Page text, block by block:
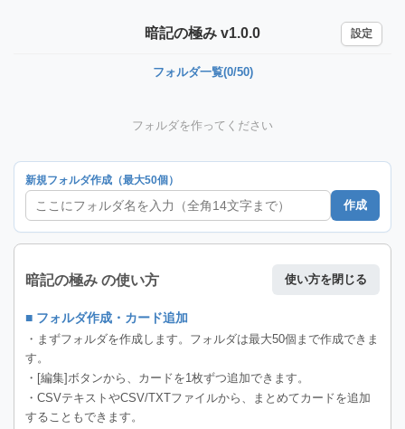
暗記の極み v1.0.0 設定
フォルダ一覧(0/50)
フォルダを作ってください
新規フォルダ作成（最大50個）
作成
暗記の極み の使い方 使い方を閉じる
■ フォルダ作成・カード追加
・まずフォルダを作成します。フォルダは最大50個まで作成できま
す。
・[編集]ボタンから、カードを1枚ずつ追加できます。
・CSVテキストやCSV/TXTファイルから、まとめてカードを追加
することもできます。